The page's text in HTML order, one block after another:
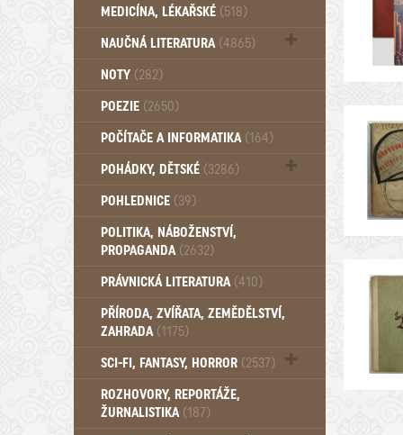
MEDICÍNA, LÉKAŘSKÉ (518)
NAUČNÁ LITERATURA (4865)
Zdraví a zdraví životní styl (510)
NOTY (282)
POEZIE (2650)
POČÍTAČE A INFORMATIKA (164)
POHÁDKY, DĚTSKÉ (3286)
Pro děti a mládež (2882)
Pohádky, Dětské - Od roku 1949 (257)
POHLEDNICE (39)
POLITIKA, NÁBOŽENSTVÍ,
PROPAGANDA (2632)
PRÁVNICKÁ LITERATURA (410)
PŘÍRODA, ZVÍŘATA, ZEMĚDĚLSTVÍ,
ZAHRADA (1175)
SCI-FI, FANTASY, HORROR (2537)
UFO (14)
ROZHOVORY, REPORTÁŽE,
ŽURNALISTIKA (187)